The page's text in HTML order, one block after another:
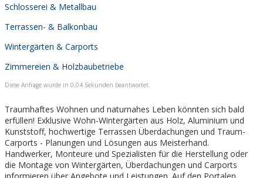
Schlosserei & Metallbau
Terrassen- & Balkonbau
Wintergärten & Carports
Zimmereien & Holzbaubetriebe
Diese Anfrage wurde in 0,04 Sekunden beantwortet.
Traumhaftes Wohnen und naturnahes Leben könnten sich bald
erfüllen! Exklusive Wohn-Wintergärten aus Holz, Aluminium und
Kunststoff, hochwertige Terrassen Überdachungen und Traum-
Carports - Planungen und Lösungen aus Meisterhand.
Handwerker, Monteure und Spezialisten für die Herstellung oder
die Montage von Wintergärten, Überdachungen und Carports